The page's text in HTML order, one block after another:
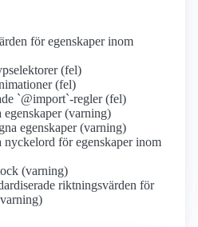
för egenskaper inom
(fel)
(fel)
`@import`-regler (fel)
(varning)
egenskaper (varning)
för egenskaper inom
(varning)
riktningsvärden för